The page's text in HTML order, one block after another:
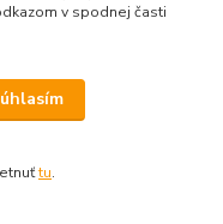
v spodnej časti
tu.